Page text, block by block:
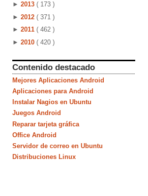
► 2013 ( 173 )
► 2012 ( 371 )
► 2011 ( 462 )
► 2010 ( 420 )
Contenido destacado
Mejores Aplicaciones Android
Aplicaciones para Android
Instalar Nagios en Ubuntu
Juegos Android
Reparar tarjeta gráfica
Office Android
Servidor de correo en Ubuntu
Distribuciones Linux